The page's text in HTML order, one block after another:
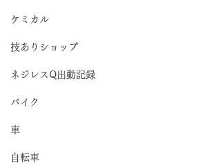
ケミカル
技ありショップ
ネジレスQ出動記録
バイク
車
自転車